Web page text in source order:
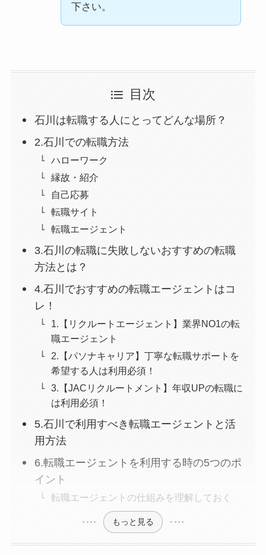
下さい。
目次
石川は転職する人にとってどんな場所？
2.石川での転職方法
ハローワーク
縁故・紹介
自己応募
転職サイト
転職エージェント
3.石川の転職に失敗しないおすすめの転職
方法とは？
4.石川でおすすめの転職エージェントはコ
レ！
1.【リクルートエージェント】業界NO1の転
職エージェント
2.【パソナキャリア】丁寧な転職サポートを
希望する人は利用必須！
3.【JACリクルートメント】年収UPの転職に
は利用必須！
5.石川で利用すべき転職エージェントと活
用方法
6.転職エージェントを利用する時の5つのポ
イント
転職エージェントの仕組みを理解しておく
もっと見る